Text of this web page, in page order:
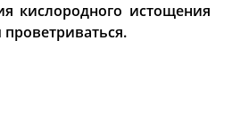
кислородного истощения